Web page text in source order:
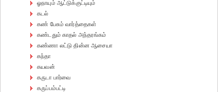
ஓநாயும் ஆட்டுக்குட்டியும்
கடல்
கண் பேசும் வார்த்தைகள்
கண்டதும் காதல் அந்தரங்கம்
கண்ணா லட்டு தின்ன ஆசையா
கந்தா
கயவன்
கருடா பார்வை
கருப்பம்பட்டி